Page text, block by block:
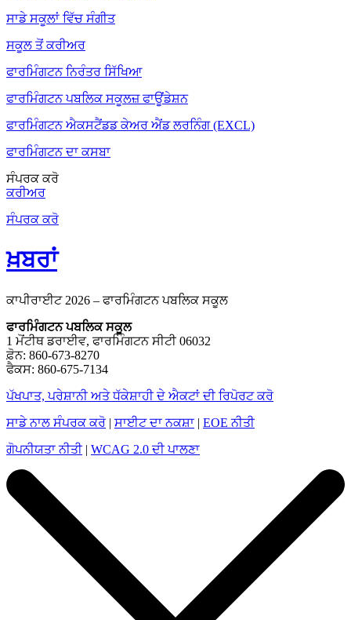
ਸਾਡੇ ਸਕੂਲਾਂ ਵਿੱਚ ਸੰਗੀਤ
ਸਕੂਲ ਤੋਂ ਕਰੀਅਰ
ਫਾਰਮਿੰਗਟਨ ਨਿਰੰਤਰ ਸਿੱਖਿਆ
ਫਾਰਮਿੰਗਟਨ ਪਬਲਿਕ ਸਕੂਲਜ਼ ਫਾਊਂਡੇਸ਼ਨ
ਫਾਰਮਿੰਗਟਨ ਐਕਸਟੈਂਡਡ ਕੇਅਰ ਐਂਡ ਲਰਨਿੰਗ (EXCL)
ਫਾਰਮਿੰਗਟਨ ਦਾ ਕਸਬਾ
ਸੰਪਰਕ ਕਰੋ
ਕਰੀਅਰ
ਸੰਪਰਕ ਕਰੋ
ਖ਼ਬਰਾਂ
ਕਾਪੀਰਾਈਟ 2026 – ਫਾਰਮਿੰਗਟਨ ਪਬਲਿਕ ਸਕੂਲ
ਫਾਰਮਿੰਗਟਨ ਪਬਲਿਕ ਸਕੂਲ
1 ਮੋਂਟੀਥ ਡਰਾਈਵ, ਫਾਰਮਿੰਗਟਨ ਸੀਟੀ 06032
ਫ਼ੋਨ: 860-673-8270
ਫੈਕਸ: 860-675-7134
ਪੱਖਪਾਤ, ਪਰੇਸ਼ਾਨੀ ਅਤੇ ਧੱਕੇਸ਼ਾਹੀ ਦੇ ਐਕਟਾਂ ਦੀ ਰਿਪੋਰਟ ਕਰੋ
ਸਾਡੇ ਨਾਲ ਸੰਪਰਕ ਕਰੋ | ਸਾਈਟ ਦਾ ਨਕਸ਼ਾ | EOE ਨੀਤੀ
ਗੋਪਨੀਯਤਾ ਨੀਤੀ| WCAG 2.0 ਦੀ ਪਾਲਣਾ